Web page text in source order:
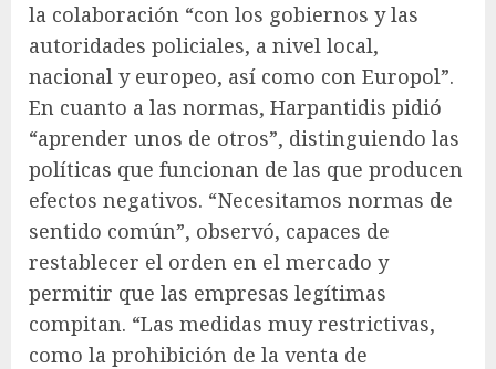
la colaboración “con los gobiernos y las
autoridades policiales, a nivel local,
nacional y europeo, así como con Europol”.
En cuanto a las normas, Harpantidis pidió
“aprender unos de otros”, distinguiendo las
políticas que funcionan de las que producen
efectos negativos. “Necesitamos normas de
sentido común”, observó, capaces de
restablecer el orden en el mercado y
permitir que las empresas legítimas
compitan. “Las medidas muy restrictivas,
como la prohibición de la venta de